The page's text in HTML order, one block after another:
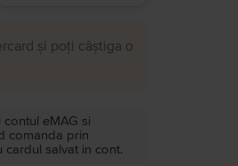
și poți câștiga o
eMAG si
comanda prin
cardul salvat in cont.